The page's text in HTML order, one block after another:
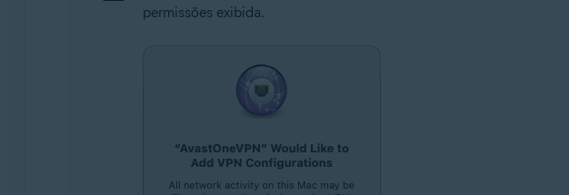
permissões exibida.